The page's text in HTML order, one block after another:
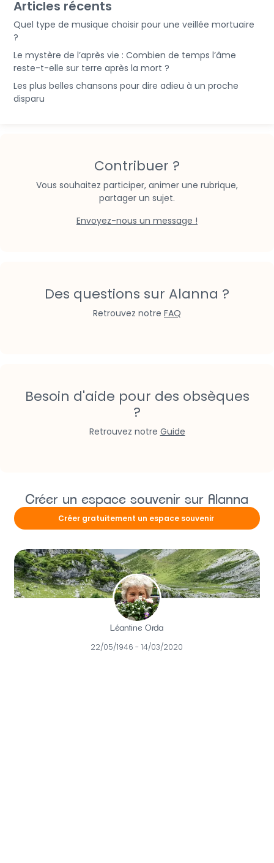
Articles récents
Quel type de musique choisir pour une veillée mortuaire
?
Le mystère de l’après vie : Combien de temps l’âme
reste-t-elle sur terre après la mort ?
Les plus belles chansons pour dire adieu à un proche
disparu
Contribuer ?
Vous souhaitez participer, animer une rubrique,
partager un sujet.
Envoyez-nous un message !
Des questions sur Alanna ?
Retrouvez notre FAQ
Besoin d'aide pour des obsèques
?
Retrouvez notre Guide
Créer un espace souvenir sur Alanna
Créer gratuitement un espace souvenir
Léantine Orda
22/05/1946 - 14/03/2020